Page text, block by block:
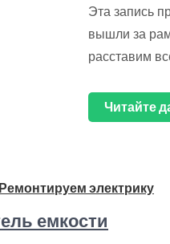
Эта запись
вышли за
расставим
Читайте
Ремонтируем электрику
емкости